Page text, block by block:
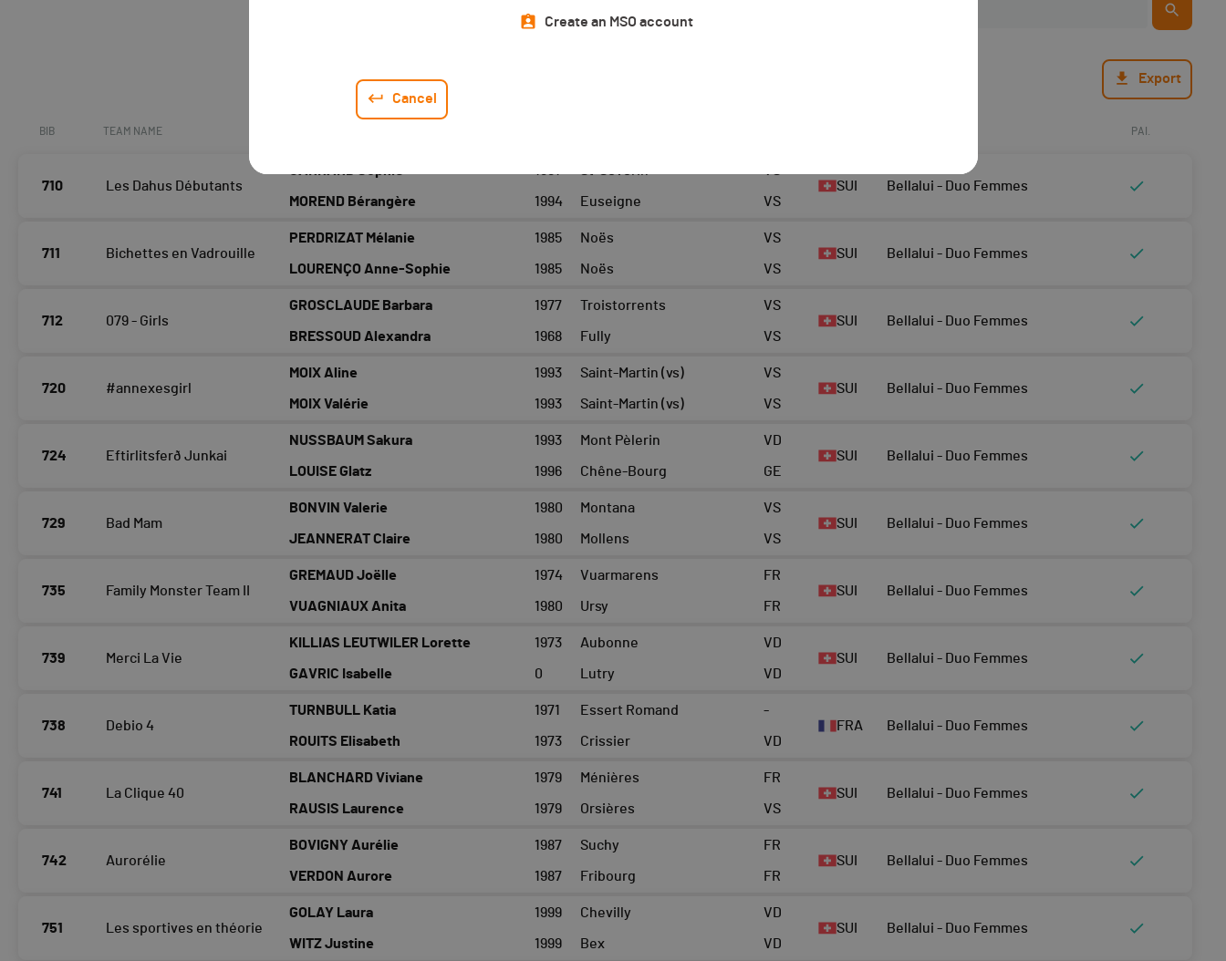
Create an MSO account
Cancel
Export
BIB TEAM NAME PAI.
710 Les Dahus Débutants
MOREND Bérangère 1994 Euseigne VS
SUI Bellalui - Duo Femmes
711 Bichettes en Vadrouille
PERDRIZAT Mélanie
LOURENÇO Anne-Sophie
1985
1985
Noës
Noës
VS
VS
SUI Bellalui - Duo Femmes
712 079 - Girls
GROSCLAUDE Barbara
BRESSOUD Alexandra
1977
1968
Troistorrents
Fully
VS
VS
SUI Bellalui - Duo Femmes
720 #annexesgirl
MOIX Aline
MOIX Valérie
1993
1993
Saint-Martin (vs)
Saint-Martin (vs)
VS
VS
SUI Bellalui - Duo Femmes
724 Eftirlitsferð Junkai
NUSSBAUM Sakura
LOUISE Glatz
1993
1996
Mont Pèlerin
Chêne-Bourg
VD
GE
SUI Bellalui - Duo Femmes
729 Bad Mam
BONVIN Valerie
JEANNERAT Claire
1980
1980
Montana
Mollens
VS
VS
SUI Bellalui - Duo Femmes
735 Family Monster Team II
GREMAUD Joëlle
VUAGNIAUX Anita
1974
1980
Vuarmarens
Ursy
FR
FR
SUI Bellalui - Duo Femmes
739 Merci La Vie
KILLIAS LEUTWILER Lorette
GAVRIC Isabelle
1973
0
Aubonne
Lutry
VD
VD
SUI Bellalui - Duo Femmes
738 Debio 4
TURNBULL Katia
ROUITS Elisabeth
1971
1973
Essert Romand
Crissier
-
VD
FRA Bellalui - Duo Femmes
741 La Clique 40
BLANCHARD Viviane
RAUSIS Laurence
1979
1979
Ménières
Orsières
FR
VS
SUI Bellalui - Duo Femmes
742 Aurorélie
BOVIGNY Aurélie
VERDON Aurore
1987
1987
Suchy
Fribourg
FR
FR
SUI Bellalui - Duo Femmes
751 Les sportives en théorie
GOLAY Laura
WITZ Justine
1999
1999
Chevilly
Bex
VD
VD
SUI Bellalui - Duo Femmes